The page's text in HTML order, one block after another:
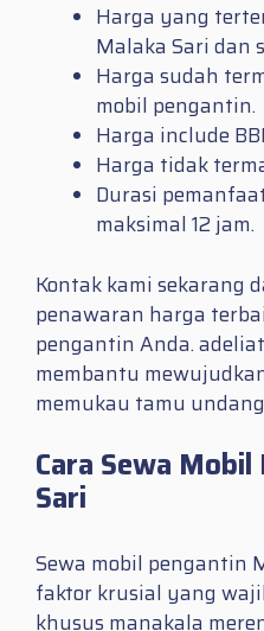
Harga yang
Malaka Sari dan
Harga sudah
mobil pengantin.
Harga include
Harga tidak
Durasi
maksimal 12 jam.
Kontak kami sekarang
penawaran harga
pengantin Anda.
membantu
memukau tamu
Cara Sewa
Sari
Sewa mobil pengantin
faktor krusial yang
khusus manakala